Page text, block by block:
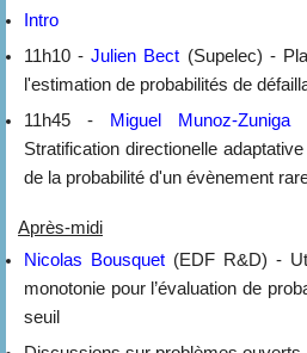
Intro
11h10 -Julien Bect (Supelec) -
l'estimation de probabilités de
11h45 -
Miguel Munoz-Zuniga
Stratification directionelle
de la probabilité d'un évènement
Après-midi
Nicolas Bousquet (EDF R&D) -
monotonie pour l’évaluation de
seuil